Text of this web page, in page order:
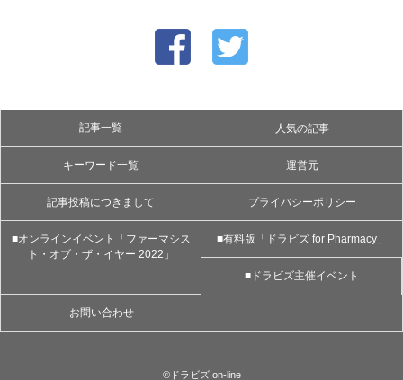
記事一覧 人気の記事
キーワード一覧 運営元
記事投稿につきまして プライバシーポリシー
■オンラインイベント「ファーマシス
ト・オブ・ザ・イヤー 2022」
■有料版「ドラビズ for Pharmacy」
■ドラビズ主催イベント
お問い合わせ
©ドラビズ on-line